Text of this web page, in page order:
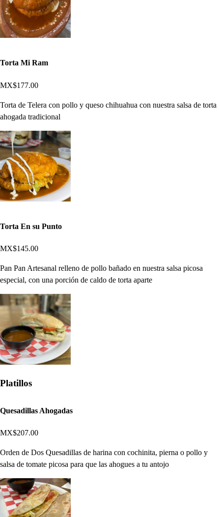
Torta Mi Ram
MX$177.00
Torta de Telera con pollo y queso chihuahua con nuestra salsa de torta
ahogada tradicional
Torta En su Punto
MX$145.00
Pan Pan Artesanal relleno de pollo bañado en nuestra salsa picosa
especial, con una porción de caldo de torta aparte
Platillos
Quesadillas Ahogadas
MX$207.00
Orden de Dos Quesadillas de harina con cochinita, pierna o pollo y
salsa de tomate picosa para que las ahogues a tu antojo